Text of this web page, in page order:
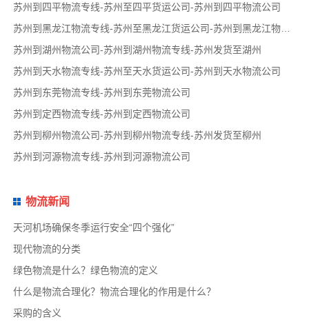
苏州到四平物流专线-苏州至四平货运公司-苏州到四平物流公司
苏州到黑龙江物流专线-苏州至黑龙江货运公司-苏州到黑龙江物流公司
苏州到湖州物流公司-苏州到湖州物流专线-苏州发货至湖州
苏州到天水物流专线-苏州至天水货运公司-苏州到天水物流公司
苏州到东莞物流专线-苏州到东莞物流公司
苏州到定西物流专线-苏州到定西物流公司
苏州到柳州物流公司-苏州到柳州物流专线-苏州发货至柳州
苏州到河源物流专线-苏州到河源物流公司
物流新闻
天河机场确保冬季运行安全“四个强化”
现代物流的分类
绿色物流是什么？绿色物流的定义
什么是物流合理化？物流合理化的作用是什么？
采购的含义